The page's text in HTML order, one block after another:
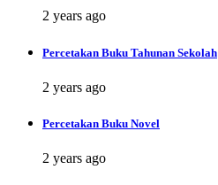
2 years ago
Percetakan Buku Tahunan Sekolah
2 years ago
Percetakan Buku Novel
2 years ago